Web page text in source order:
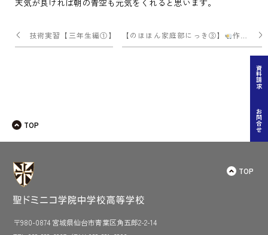
投
稿
ゲー
ショ
技術実習【三年生編①】 【のほほん家庭部にっき③】 作成中
TOP
資料請求
お問合せ
TOP
〒980-0874 宮城県仙台市青葉区角五郎2-2-14